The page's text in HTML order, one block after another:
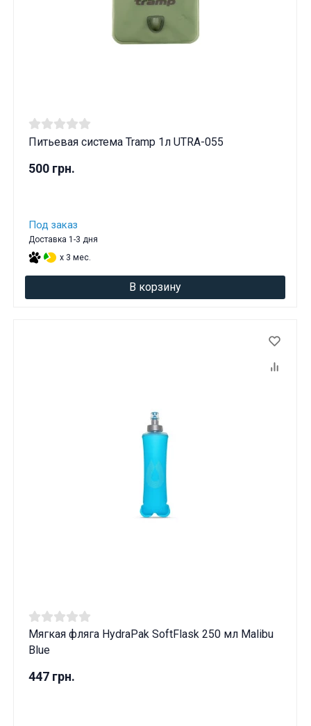
Питьевая система Tramp 1л UTRA-055
500 грн.
Под заказ
Доставка 1-3 дня
x 3 мес.
В корзину
Мягкая фляга HydraPak SoftFlask 250 мл Malibu
Blue
447 грн.